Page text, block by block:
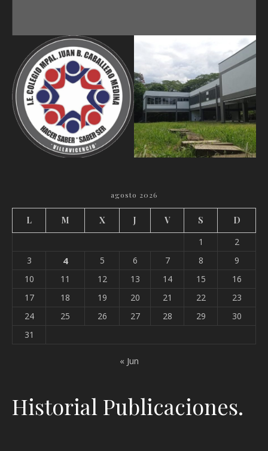
agosto 2026
L M X J V S
D
1
2
3
4 5 6 7 8
9
10
11 12 13 14 15
16
17
18 19 20 21 22
23
24
25 26 27 28 29
30
31
« Jun
Historial Publicaciones.